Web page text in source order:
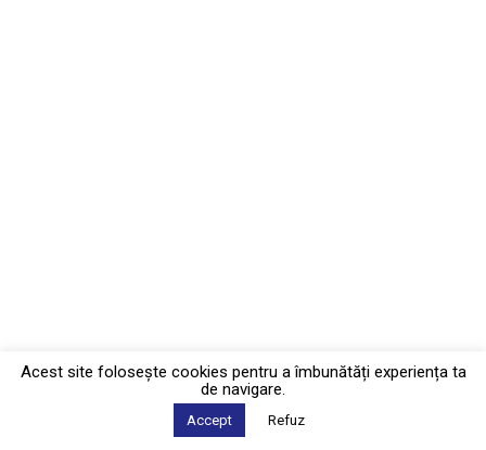
Acest site foloseşte cookies pentru a îmbunătăți experiența ta
de navigare.
Accept Refuz